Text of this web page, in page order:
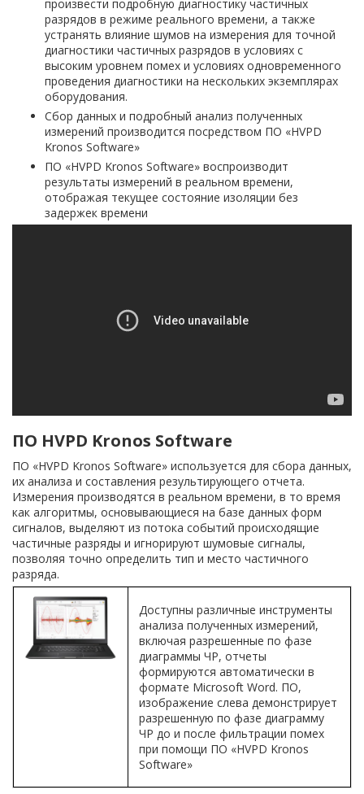
произвести подробную диагностику частичных
разрядов в режиме реального времени, а также
устранять влияние шумов на измерения для точной
диагностики частичных разрядов в условиях с
высоким уровнем помех и условиях одновременного
проведения диагностики на нескольких экземплярах
оборудования.
Сбор данных и подробный анализ полученных
измерений производится посредством ПО «HVPD
Kronos Software»
ПО «HVPD Kronos Software» воспроизводит
результаты измерений в реальном времени,
отображая текущее состояние изоляции без
задержек времени
ПО HVPD Kronos Software
ПО «HVPD Kronos Software» используется для сбора данных,
их анализа и составления результирующего отчета.
Измерения производятся в реальном времени, в то время
как алгоритмы, основывающиеся на базе данных форм
сигналов, выделяют из потока событий происходящие
частичные разряды и игнорируют шумовые сигналы,
позволяя точно определить тип и место частичного
разряда.
Доступны различные инструменты
анализа полученных измерений,
включая разрешенные по фазе
диаграммы ЧР, отчеты
формируются автоматически в
формате Microsoft Word. ПО,
изображение слева демонстрирует
разрешенную по фазе диаграмму
ЧР до и после фильтрации помех
при помощи ПО «HVPD Kronos
Software»